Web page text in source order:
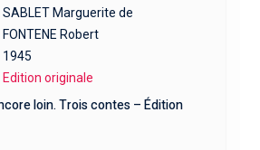
SABLET Marguerite de
FONTENE Robert
1945
Edition originale
loin. Trois contes – Édition